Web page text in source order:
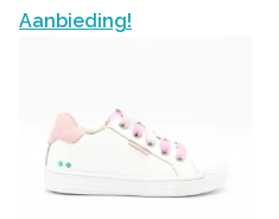
Aanbieding!